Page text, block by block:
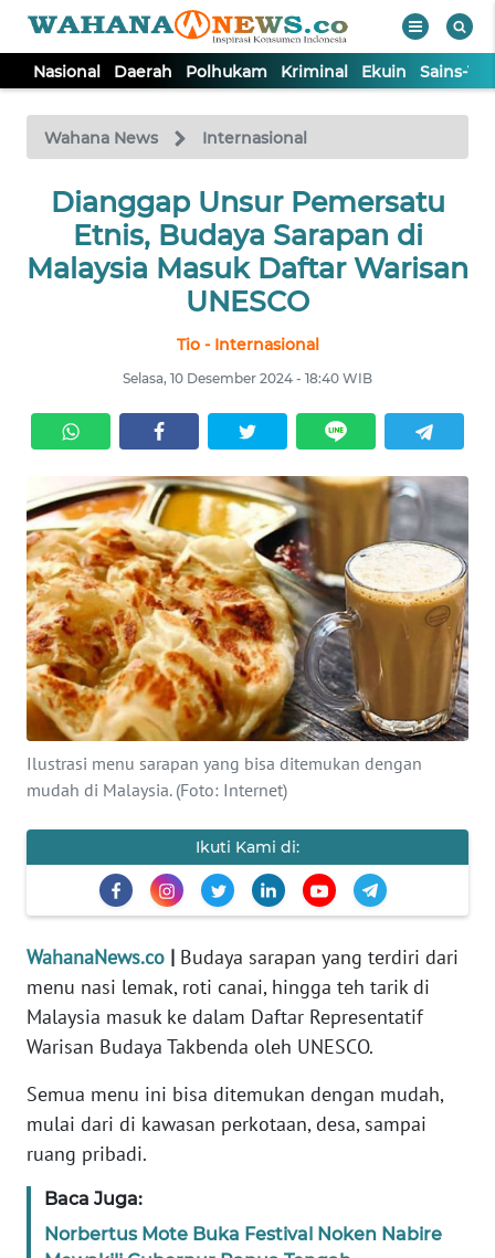
Nasional Daerah Polhukam Kriminal Ekuin Sains-
Wahana News Internasional
Dianggap Unsur Pemersatu
Etnis, Budaya Sarapan di
Malaysia Masuk Daftar Warisan
UNESCO
Tio - Internasional
Selasa, 10 Desember 2024 - 18:40 WIB
Ilustrasi menu sarapan yang bisa ditemukan dengan
mudah di Malaysia. (Foto: Internet)
Ikuti Kami di:
WahanaNews.co | Budaya sarapan yang terdiri dari
menu nasi lemak, roti canai, hingga teh tarik di
Malaysia masuk ke dalam Daftar Representatif
Warisan Budaya Takbenda oleh UNESCO.
Semua menu ini bisa ditemukan dengan mudah,
mulai dari di kawasan perkotaan, desa, sampai
ruang pribadi.
Baca Juga:
‎Norbertus Mote Buka Festival Noken Nabire
TV
Tutup
NASIONAL
DAERAH
EKUIN
SAINS-TEKNO
KESEHATAN
INTERNASIONAL
SERBA-SERBI
PENDIDIKAN
Informasi
INDEKS
KONTAK
KAMI
INFO
IKLAN